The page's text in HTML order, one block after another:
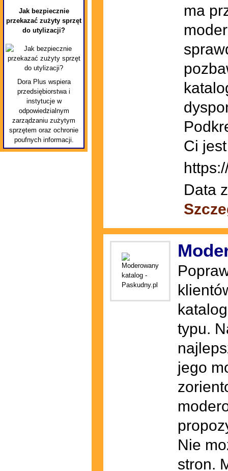
Jak bezpiecznie
przekazać zużyty sprzęt
do utylizacji?
Dora Plus wspiera
przedsiębiorstwa i
instytucje w
odpowiedzialnym
zarządzaniu zużytym
sprzętem oraz ochronie
poufnych informacji.
ma
Ci
Data
typu.
jego
Nie
stron.